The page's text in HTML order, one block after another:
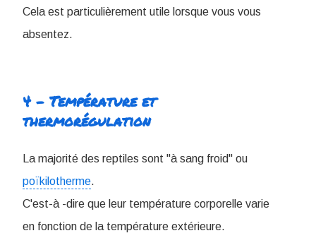
Cela est particulièrement utile lorsque vous vous
absentez.
4 - Température et
thermorégulation
La majorité des reptiles sont "à sang froid" ou
poïkilotherme.
C'est-à -dire que leur température corporelle varie
en fonction de la température extérieure.